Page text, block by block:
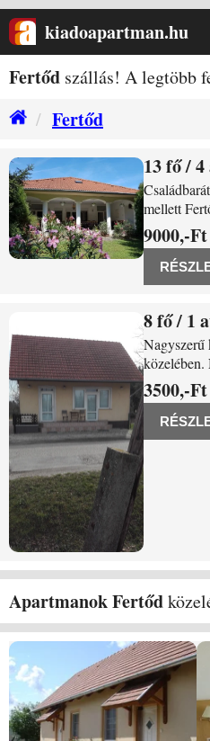
kiadoapartman.hu
Fertőd szállás! A legtöbb
Fertőd
13 / 4
Fertőd
mellett
parkosított
baráti
9000,-Ft
8 / 1
Fertőd
Nagyszerű
közelében.
Töltsön el pár
elégedett
3500,-Ft
Apartmanok Fertőd